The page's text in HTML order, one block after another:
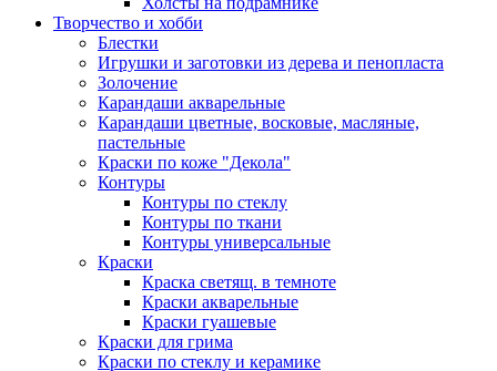
Творчество и хобби
Блестки
Игрушки и заготовки из дерева и пенопласта
Золочение
Карандаши акварельные
Карандаши цветные, восковые, масляные,
пастельные
Краски по коже "Декола"
Контуры
Контуры по стеклу
Контуры по ткани
Контуры универсальные
Краски
Краска светящ. в темноте
Краски акварельные
Краски гуашевые
Краски для грима
Краски по стеклу и керамике